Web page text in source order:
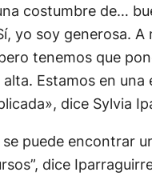
costumbre de…
yo soy generosa. A
tenemos que
Estamos en una
dice Sylvia
se puede encontrar
dice